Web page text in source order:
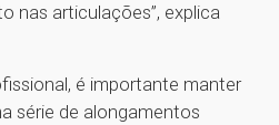
nas articulações”, explica
é importante manter
série de alongamentos